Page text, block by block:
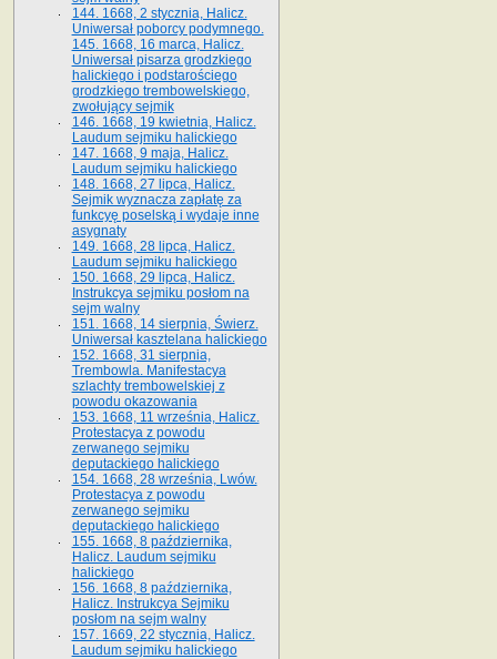
144. 1668, 2 stycznia, Halicz.
Uniwersał poborcy podymnego.
145. 1668, 16 marca, Halicz.
Uniwersał pisarza grodzkiego
halickiego i podstarościego
grodzkiego trembowelskiego,
zwołujący sejmik
146. 1668, 19 kwietnia, Halicz.
Laudum sejmiku halickiego
147. 1668, 9 maja, Halicz.
Laudum sejmiku halickiego
148. 1668, 27 lipca, Halicz.
Sejmik wyznacza zapłatę za
funkcyę poselską i wydaje inne
asygnaty
149. 1668, 28 lipca, Halicz.
Laudum sejmiku halickiego
150. 1668, 29 lipca, Halicz.
Instrukcya sejmiku posłom na
sejm walny
151. 1668, 14 sierpnia, Świerz.
Uniwersał kasztelana halickiego
152. 1668, 31 sierpnia,
Trembowla. Manifestacya
szlachty trembowelskiej z
powodu okazowania
153. 1668, 11 września, Halicz.
Protestacya z powodu
zerwanego sejmiku
deputackiego halickiego
154. 1668, 28 września, Lwów.
Protestacya z powodu
zerwanego sejmiku
deputackiego halickiego
155. 1668, 8 października,
Halicz. Laudum sejmiku
halickiego
156. 1668, 8 października,
Halicz. Instrukcya Sejmiku
posłom na sejm walny
157. 1669, 22 stycznia, Halicz.
Laudum sejmiku halickiego